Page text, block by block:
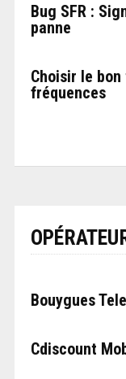
Bug SFR :
panne
Choisir le
fréquences
Bouygues
Cdiscount